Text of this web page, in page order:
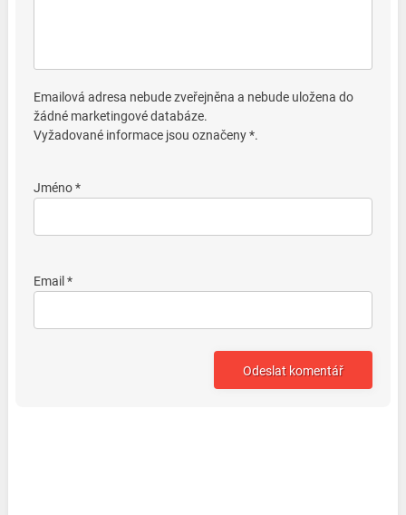
Emailová adresa nebude zveřejněna a nebude uložena do
žádné marketingové databáze.
Vyžadované informace jsou označeny *.
Jméno *
Email *